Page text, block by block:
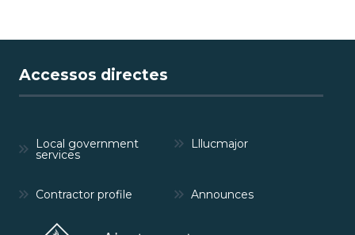
Accessos directes
Local government
services
Lllucmajor
Contractor profile Announces